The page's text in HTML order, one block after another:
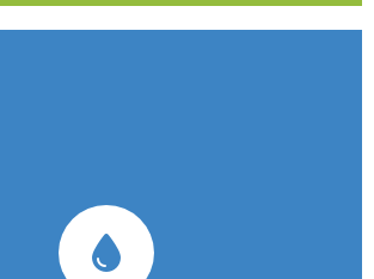
une prestation de nettoyage de
qualité.